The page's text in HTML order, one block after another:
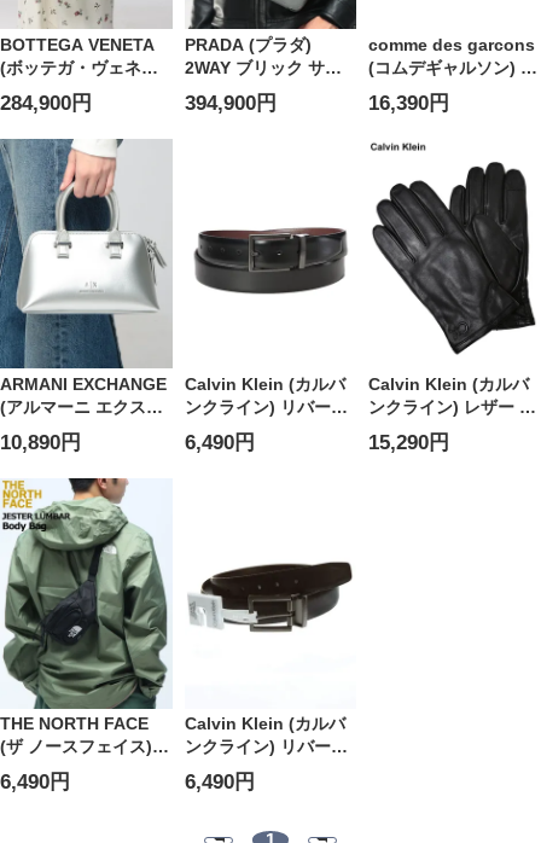
BOTTEGA VENETA
(ボッテガ・ヴェネタ)
イントレチャート ミ
ニ レザー 2WAY トー
トバッグ ARCO
TOTE アルコト―ト
BVL709337VCQC2 レ
ディース
284,900円
PRADA (プラダ)
2WAY ブリック サフ
ィアーノレザー ショ
ルダーバッグ ミニバ
394,900円
comme des garcons
(コムデギャルソン) ロ
ゴプリント ジップ カ
ードケース HUGE
CDGSA8100HL メン
16,390円
ARMANI EXCHANGE
(アルマーニ エクスチ
ェンジ ) ロゴ入り ミ
ニハンドバッグ レデ
ィース
10,890円
Calvin Klein (カルバ
ンクライン) リバーシ
ブル レザー ベルト
CK11CK010026 メン
6,490円
Calvin Klein (カルバ
ンクライン) レザー 裏
フリース グローブ
CK200434 メンズ
15,290円
THE NORTH FACE
(ザ ノースフェイス)
ジェスターランバー
ボディバッグ
6,490円
Calvin Klein (カルバ
ンクライン) リバーシ
ブル レザー ベルト
CK11CK020015 ブラ
6,490円